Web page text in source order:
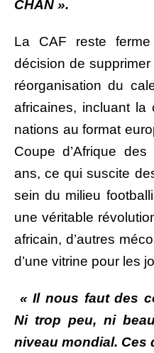
CHAN ».
La CAF reste
décision de
réorganisation du
africaines, incluant la
nations au format
Coupe d’Afrique
ans, ce qui suscite
sein du milieu
une véritable
africain, d’autres
d’une vitrine pour les
« Il nous faut des
Ni trop peu, ni
niveau mondial. Ces